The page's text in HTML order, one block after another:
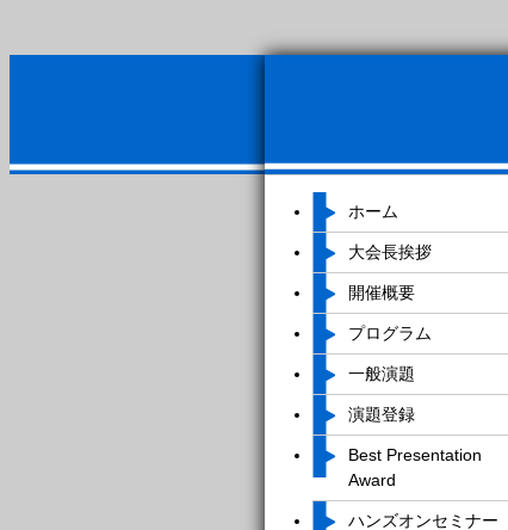
ホーム
大会長挨拶
開催概要
プログラム
一般演題
演題登録
Best Presentation
Award
ハンズオンセミナー